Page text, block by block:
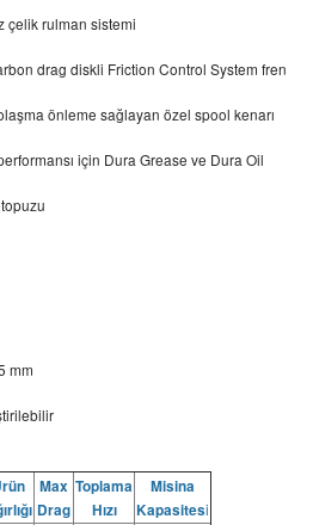
çelik rulman sistemi
drag diskli Friction Control System fren
önleme sağlayan özel spool kenarı
için Dura Grease ve Dura Oil
mm
Max
Drag
Toplama
Hızı
Misina
Kapasitesi